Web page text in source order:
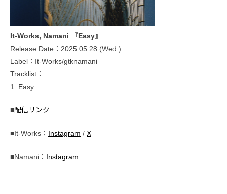
It-Works, Namani 『Easy』
Release Date：2025.05.28 (Wed.)
Label：It-Works/gtknamani
Tracklist：
1. Easy
■配信リンク
■It-Works： Instagram / X
■Namani： Instagram